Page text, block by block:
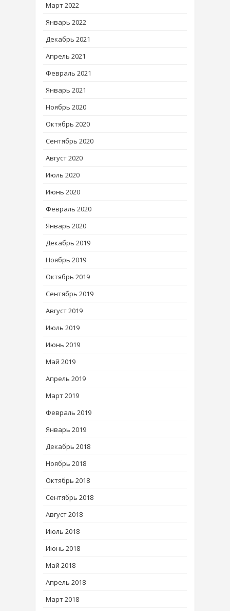
Март 2022
Январь 2022
Декабрь 2021
Апрель 2021
Февраль 2021
Январь 2021
Ноябрь 2020
Октябрь 2020
Сентябрь 2020
Август 2020
Июль 2020
Июнь 2020
Февраль 2020
Январь 2020
Декабрь 2019
Ноябрь 2019
Октябрь 2019
Сентябрь 2019
Август 2019
Июль 2019
Июнь 2019
Май 2019
Апрель 2019
Март 2019
Февраль 2019
Январь 2019
Декабрь 2018
Ноябрь 2018
Октябрь 2018
Сентябрь 2018
Август 2018
Июль 2018
Июнь 2018
Май 2018
Апрель 2018
Март 2018